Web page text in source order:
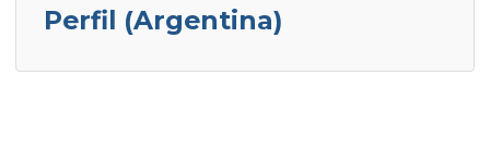
Perfil (Argentina)